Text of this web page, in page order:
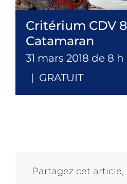
Critérium CDV
Catamaran
31 mars 2018 de 8
| GRATUIT
Partagez cet article,